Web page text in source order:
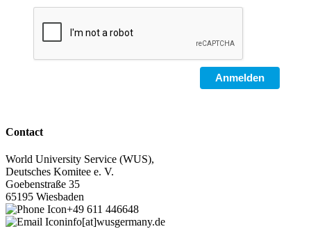
Anmelden
Contact
World University Service (WUS),
Deutsches Komitee e. V.
Goebenstraße 35
65195 Wiesbaden
+49 611 446648
info[at]wusgermany.de